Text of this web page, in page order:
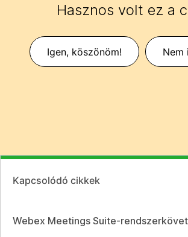
Hasznos volt ez a
Igen, köszönöm! Nem
Kapcsolódó cikkek
Webex Meetings Suite-